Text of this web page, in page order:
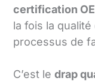
certification
la fois la
processus de
C’est le drap